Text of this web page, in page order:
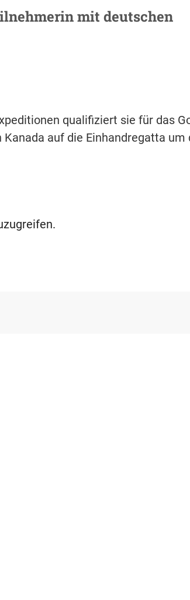
mit deutschen
qualifiziert sie für das
auf die Einhandregatta um